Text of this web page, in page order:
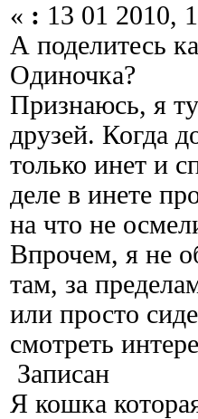
« : 13 01 2010,
А поделитесь
Одиночка?
Признаюсь, я
друзей. Когда
только инет и
деле в инете
на что не
Впрочем, я не
там, за
или просто
смотреть
Записан
Я кошка